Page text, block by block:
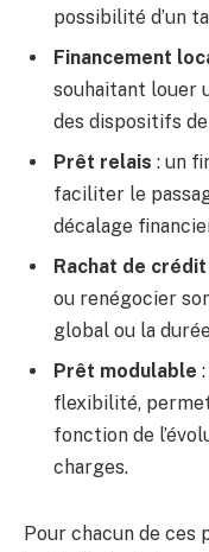
possibilité d’un
Financement
souhaitant louer
des dispositifs
Prêt relais : un
faciliter le
décalage
Rachat de crédit
ou renégocier
global ou la
Prêt modulable
flexibilité,
fonction de
charges.
Pour chacun de ces